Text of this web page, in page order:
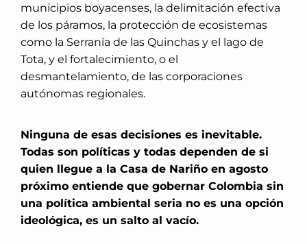
municipios boyacenses, la delimitación efectiva
de los páramos, la protección de ecosistemas
como la Serranía de las Quinchas y el lago de
Tota, y el fortalecimiento, o el
desmantelamiento, de las corporaciones
autónomas regionales.
Ninguna de esas decisiones es inevitable.
Todas son políticas y todas dependen de si
quien llegue a la Casa de Nariño en agosto
próximo entiende que gobernar Colombia sin
una política ambiental seria no es una opción
ideológica, es un salto al vacío.